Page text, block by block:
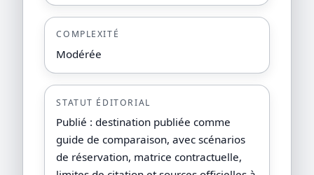
COMPLEXITÉ
Modérée
STATUT ÉDITORIAL
Publié : destination publiée comme
guide de comparaison, avec scénarios
de réservation, matrice contractuelle,